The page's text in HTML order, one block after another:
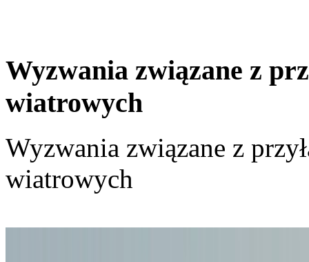
Wyzwania związane z
wiatrowych
Wyzwania związane z
wiatrowych